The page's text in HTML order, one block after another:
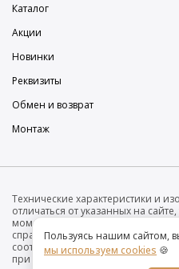
Каталог
Акции
Новинки
Реквизиты
Обмен и возврат
Монтаж
Технические характеристики и
отличаться от указанных на
момент покупки и оплаты. Вся
справочный характер и не
соответствии с пунктом 2 статьи
при покупке проверять наличие
Пользуясь нашим сайтом,
мы используем cookies 🍪